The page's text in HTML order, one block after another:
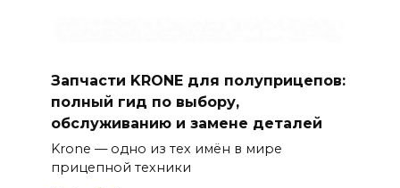
Запчасти KRONE для полуприцепов:
полный гид по выбору,
обслуживанию и замене деталей
Krone — одно из тех имён в мире
прицепной техники